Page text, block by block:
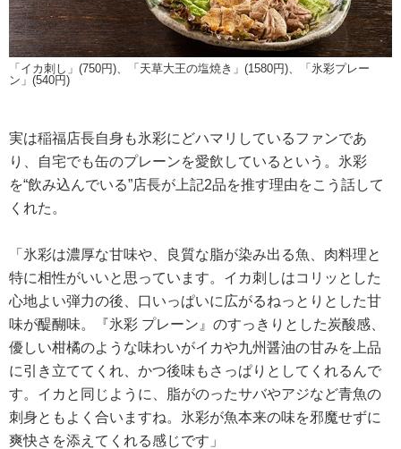
「イカ刺し」(750円)、「天草大王の塩焼き」(1580円)、「氷彩プレー
ン」(540円)
実は稲福店長自身も氷彩にどハマリしているファンであ
り、自宅でも缶のプレーンを愛飲しているという。氷彩
を“飲み込んでいる”店長が上記2品を推す理由をこう話して
くれた。
「氷彩は濃厚な甘味や、良質な脂が染み出る魚、肉料理と
特に相性がいいと思っています。イカ刺しはコリッとした
心地よい弾力の後、口いっぱいに広がるねっとりとした甘
味が醍醐味。『氷彩 プレーン』のすっきりとした炭酸感、
優しい柑橘のような味わいがイカや九州醤油の甘みを上品
に引き立ててくれ、かつ後味もさっぱりとしてくれるんで
す。イカと同じように、脂がのったサバやアジなど青魚の
刺身ともよく合いますね。氷彩が魚本来の味を邪魔せずに
爽快さを添えてくれる感じです」